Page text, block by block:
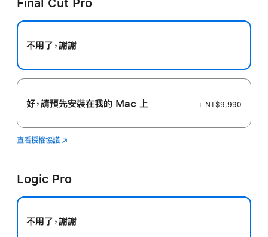
Final Cut Pro
不用了，謝謝
好，請預先安裝在我的 Mac 上 + NT$9,990
查看授權協議 Final
(以
窗
Logic Pro
不用了，謝謝